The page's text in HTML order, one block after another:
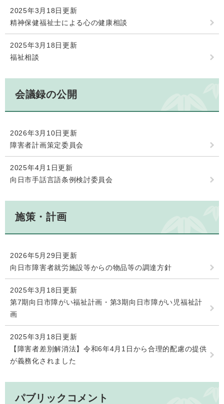
2025年3月18日更新
精神保健福祉士による心の健康相談
2025年3月18日更新
福祉相談
会議録の公開
2026年3月10日更新
障害者計画策定委員会
2025年4月1日更新
向日市手話言語条例検討委員会
施策・計画
2026年5月29日更新
向日市障害者就労施設等からの物品等の調達方針
2025年3月18日更新
第7期向日市障がい福祉計画・第3期向日市障がい児福祉計
画
2025年3月18日更新
【障害者差別解消法】令和6年4月1日から合理的配慮の提供
が義務化されました
パブリックコメント